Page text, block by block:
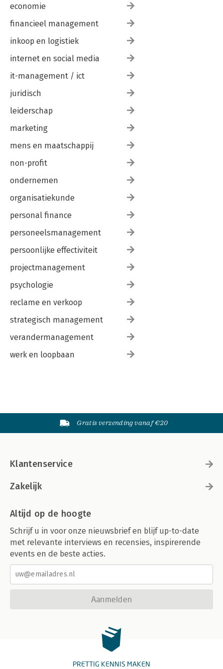
DAG 42 Zondag Reflectiedag
Verankeren van jouw 40 dagen
Terugblik
Inzichten
Obstakels
Jouw verdere reis
BIJLAGE 1 Zelfscan ‘Mijn vragen voor op reis’
BIJLAGE 2 Waar sta je nu? Jouw aandachtskompas
Bronnen
economie
financieel management
inkoop en logistiek
internet en social media
it-management / ict
juridisch
leiderschap
marketing
mens en maatschappij
non-profit
ondernemen
organisatiekunde
personal finance
personeelsmanagement
persoonlijke effectiviteit
projectmanagement
psychologie
reclame en verkoop
strategisch management
verandermanagement
werk en loopbaan
Gratis verzending vanaf €20
Klantenservice
Zakelijk
Altijd op de hoogte
Schrijf u in voor onze nieuwsbrief en blijf up-to-date
met relevante interviews en recensies, inspirerende
events en de beste acties.
Aanmelden
PRETTIG KENNIS MAKEN